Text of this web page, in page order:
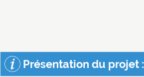
Présentation du projet :